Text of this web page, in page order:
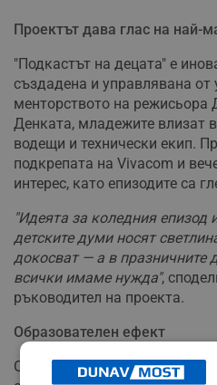
Проектът дава глас на най-
"Подкастът на децата" е
създадена и управлявана от
менторството на режисьора
Денката, младежите влизат
водещи и технически екип.
подкрепата на Vivacom и
интерес, като епизодите са
"Идеята за коледния епизод
детските думи носят
докосват — а в празничните
всички имаме нужда",
ръководител на проекта.
Образователен ефект
Освен развлекателна